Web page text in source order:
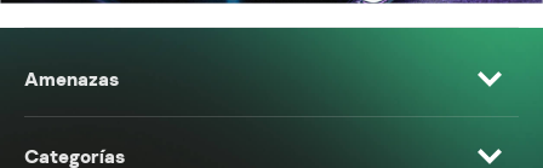
Amenazas
Categorías